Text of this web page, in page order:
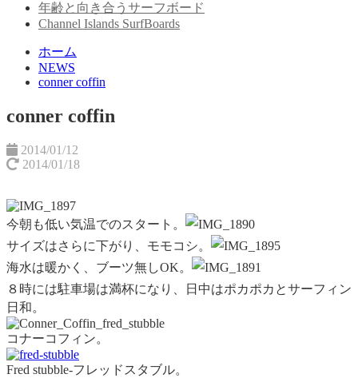
年齢と向き合うサーフボード
Channel Islands SurfBoards
ホーム
NEWS
conner coffin
conner coffin
2014/01/12
2014/01/18
今朝も低い気温でのスタート。
サイズはさらに下がり、モモコシ。
海水は暖かく、ブーツ無しOK。
８時には駐車場は満杯になり、日中はポカポカとサーフィン
日和。
コナーコフィン。
Fred stubble-フレッドスタブル。